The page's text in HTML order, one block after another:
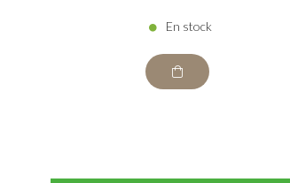
En stock